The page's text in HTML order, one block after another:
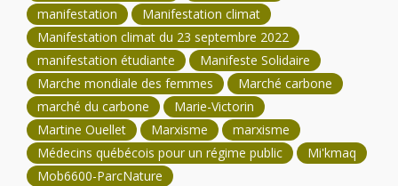
manifestation
Manifestation climat
Manifestation climat du 23 septembre 2022
manifestation étudiante
Manifeste Solidaire
Marche mondiale des femmes
Marché carbone
marché du carbone
Marie-Victorin
Martine Ouellet
Marxisme
marxisme
Médecins québécois pour un régime public
Mi'kmaq
Mob6600-ParcNature